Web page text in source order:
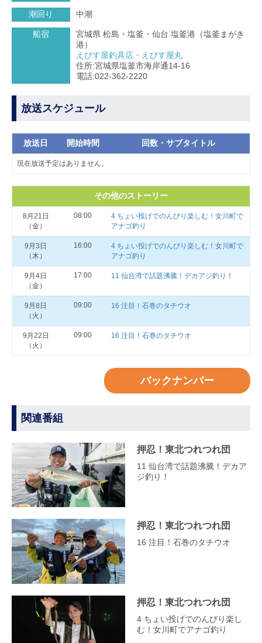
潮回り 中潮
船宿
宮城県 松島・塩釜・仙台 塩釜港（塩釜まがき
港）
えびす屋釣具店・えびす屋丸
住所:宮城県塩釜市海岸通14-16
電話:022-362-2220
放送スケジュール
放送日 開始時間 回数・サブタイトル
現在放送予定はありません。
その他のストーリー
8月21日
（金）
08:00
4 ちょい投げでのんびり楽しむ！女川町で
アナゴ釣り
9月3日
（木）
16:00
4 ちょい投げでのんびり楽しむ！女川町で
アナゴ釣り
9月4日
（金）
17:00 11 仙台湾で話題沸騰！デカアジ釣り！
9月8日
（火）
09:00 16 注目！石巻のタチウオ
9月22日
（火）
09:00 16 注目！石巻のタチウオ
バックナンバー
関連番組
押忍！東北つれつれ団
11 仙台湾で話題沸騰！デカア
ジ釣り！
押忍！東北つれつれ団
16 注目！石巻のタチウオ
押忍！東北つれつれ団
4 ちょい投げでのんびり楽し
む！女川町でアナゴ釣り